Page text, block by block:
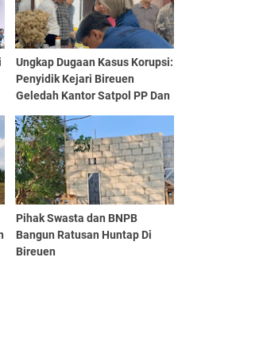
Ungkap Dugaan Kasus Korupsi:
Penyidik Kejari Bireuen
Geledah Kantor Satpol PP Dan
Pihak Swasta dan BNPB
Bangun Ratusan Huntap Di
Bireuen